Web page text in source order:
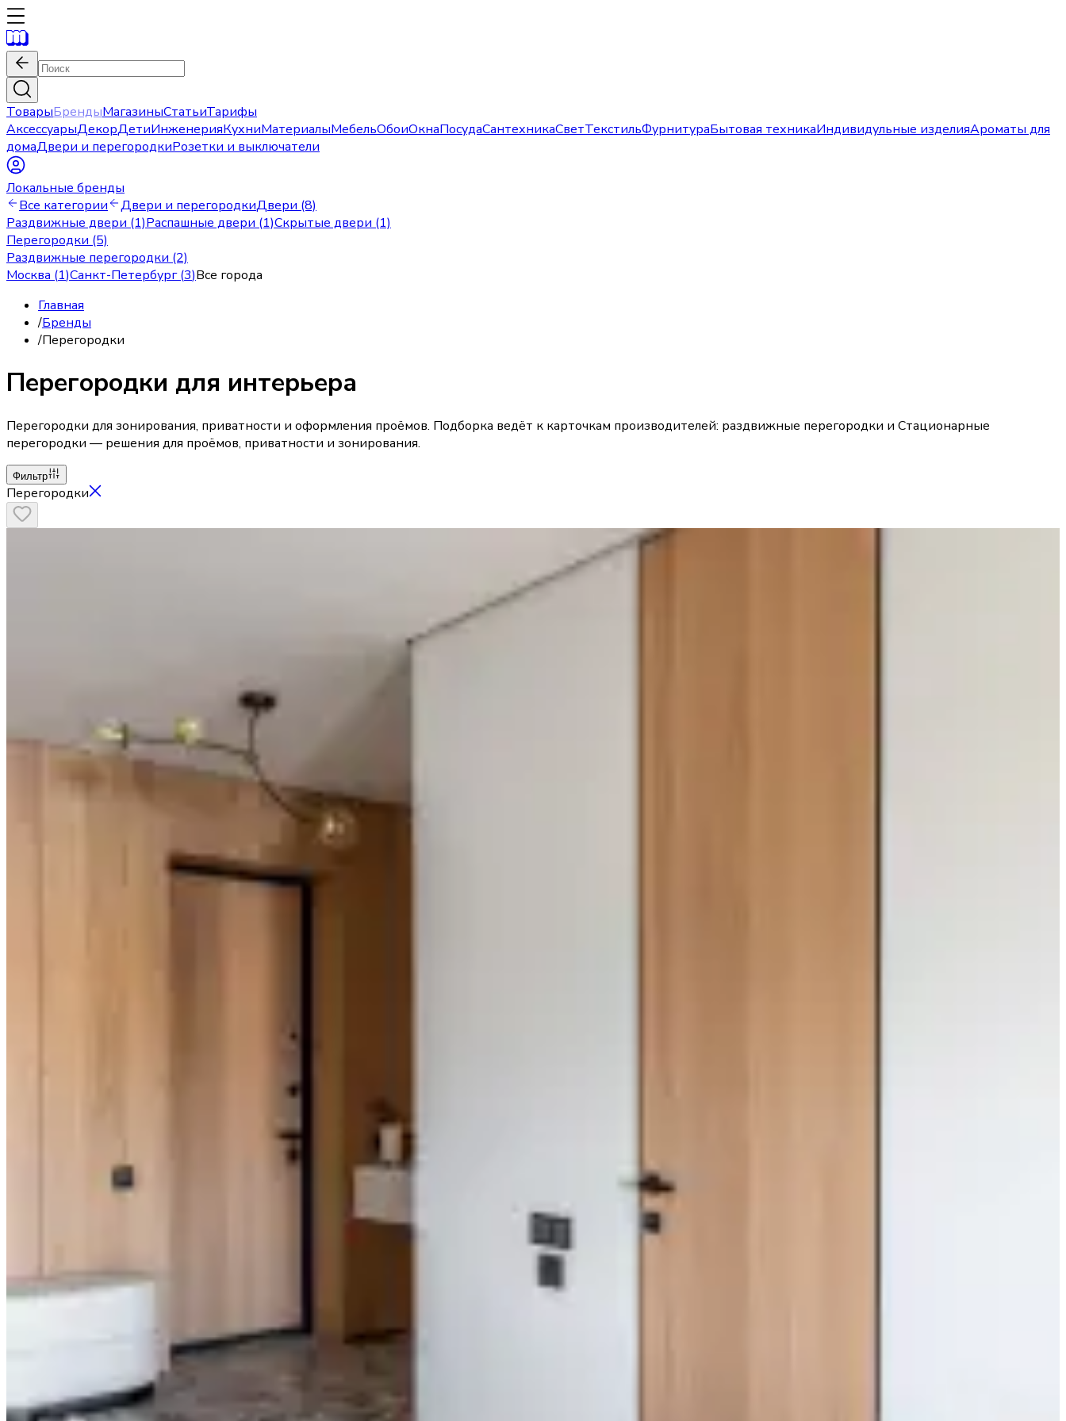
ТоварыБрендыМагазиныСтатьиТарифы
АксессуарыДекорДетиИнженерияКухниМатериалыМебельОбоиОкнаПосудаСантехникаСветТекстильФурнитураБытовая техникаИндивидульные изделияАроматы для
домаДвери и перегородкиРозетки и выключатели
Локальные бренды
Все категории
Двери и перегородкиДвери (8)
Раздвижные двери (1)Распашные двери (1)Скрытые двери (1)
Перегородки (5)
Раздвижные перегородки (2)
Москва (1)Санкт-Петербург(3)Все города
Главная
/Бренды
/Перегородки
Перегородки для интерьера
Перегородки для зонирования, приватности и оформления проёмов. Подборка ведёт к карточкам производителей: раздвижные перегородки и Стационарные
перегородки — решения для проёмов, приватности и зонирования.
Фильтр
Перегородки